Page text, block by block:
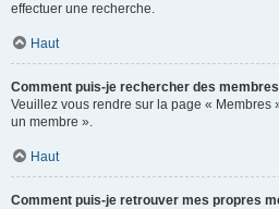
effectuer une recherche.
Haut
Comment puis-je rechercher des
Veuillez vous rendre sur la page « Membres
un membre ».
Haut
Comment puis-je retrouver mes propres